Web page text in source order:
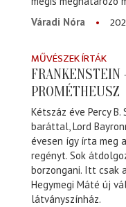
Váradi Nóra
MŰVÉSZEK ÍRTÁK
FRANKENSTEIN
PROMÉTHEUSZ
Kétszáz éve Percy
baráttal, Lord
évesen így írta meg
regényt. Sok
borzongani. Itt csak
Hegymegi Máté új
látványszínház.